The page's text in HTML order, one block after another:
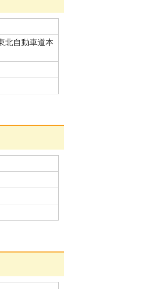
北自動車道本